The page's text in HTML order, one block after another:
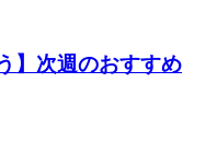
】次週のおすすめ